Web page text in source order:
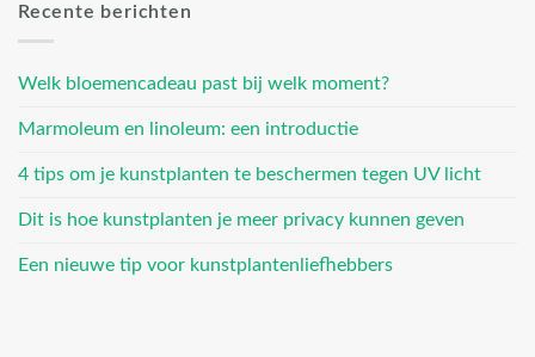
Recente berichten
Welk bloemencadeau past bij welk moment?
Marmoleum en linoleum: een introductie
4 tips om je kunstplanten te beschermen tegen UV licht
Dit is hoe kunstplanten je meer privacy kunnen geven
Een nieuwe tip voor kunstplantenliefhebbers